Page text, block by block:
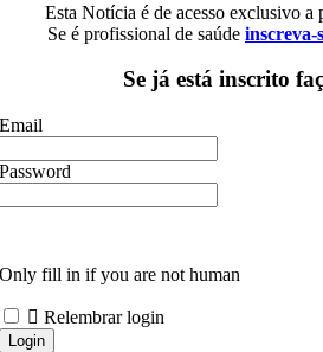
Esta Notícia é de acesso exclusivo a
Se é profissional de saúde inscreva-
Se já está inscrito
Email
Password
Only fill in if you are not human
Relembrar login